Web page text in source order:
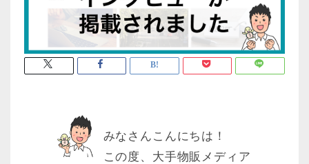
みなさんこんにちは！
この度、大手物販メディア